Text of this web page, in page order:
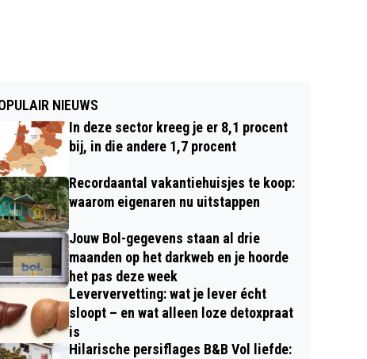
NIEUWS
In deze sector kreeg je er 8,1 procent
bij, in die andere 1,7 procent
Recordaantal vakantiehuisjes te koop:
waarom eigenaren nu uitstappen
Jouw Bol-gegevens staan al drie
maanden op het darkweb en je hoorde
het pas deze week
Leververvetting: wat je lever écht
sloopt – en wat alleen loze detoxpraat
is
Hilarische persiflages B&B Vol liefde: